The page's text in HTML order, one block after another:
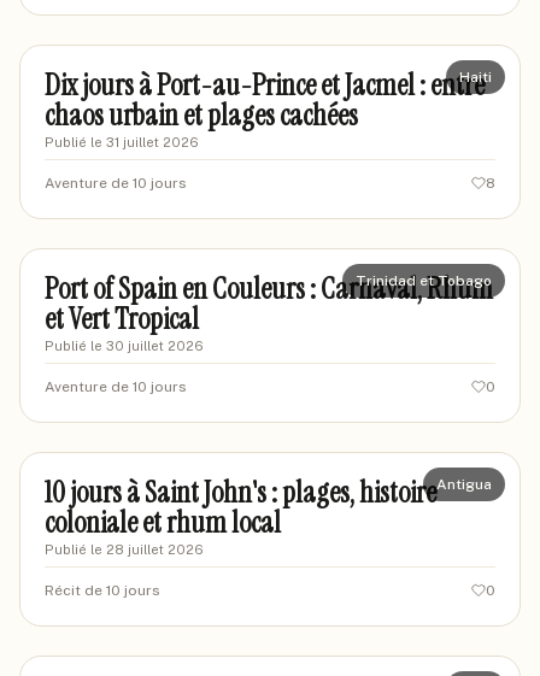
marcgeo-voyages
Haiti
Dix jours à Port-au-Prince et Jacmel : entre
chaos urbain et plages cachées
Publié le 31 juillet 2026
Aventure de 10 jours 8
jeanmarcv85
Trinidad et Tobago
Port of Spain en Couleurs : Carnaval, Rhum
et Vert Tropical
Publié le 30 juillet 2026
Aventure de 10 jours 0
marcvoyageur42
Antigua
10 jours à Saint John's : plages, histoire
coloniale et rhum local
Publié le 28 juillet 2026
Récit de 10 jours 0
mariel-travels